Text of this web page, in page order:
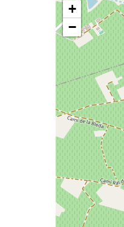
+
−